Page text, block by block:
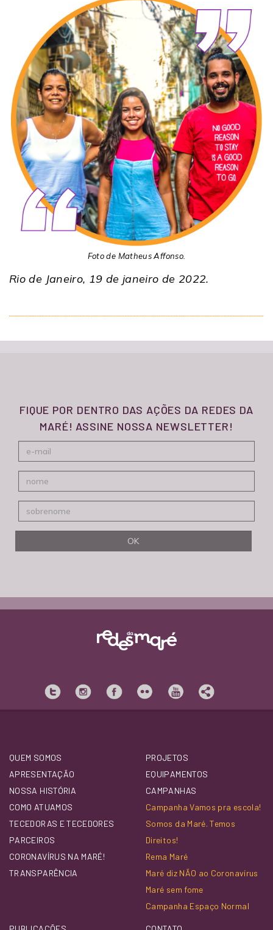
Foto de Matheus Affonso.
Rio de Janeiro, 19 de janeiro de 2022.
FIQUE POR DENTRO DAS AÇÕES DA REDES DA
MARÉ! ASSINE NOSSA NEWSLETTER!
QUEM SOMOS
APRESENTAÇÃO
NOSSA HISTÓRIA
COMO ATUAMOS
TECEDORAS E TECEDORES
PARCEIROS
CORONAVÍRUS NA MARÉ!
TRANSPARÊNCIA
PROJETOS
EQUIPAMENTOS
CAMPANHAS
Campanha Vamos pra escola!
Somos da Maré. Temos
Direitos!
Rema Maré
Maré diz NÃO ao Coronavírus
Maré sem fome
Campanha Espaço Normal